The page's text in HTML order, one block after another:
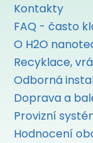
Kontakty
FAQ - často
O H2O
Recyklace,
Odborná
Doprava a
Provizní
Hodnocení